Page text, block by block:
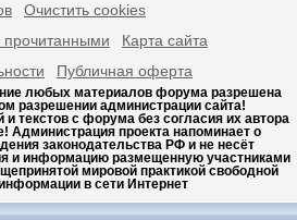
Очистить cookies
Карта сайта
Публичная оферта